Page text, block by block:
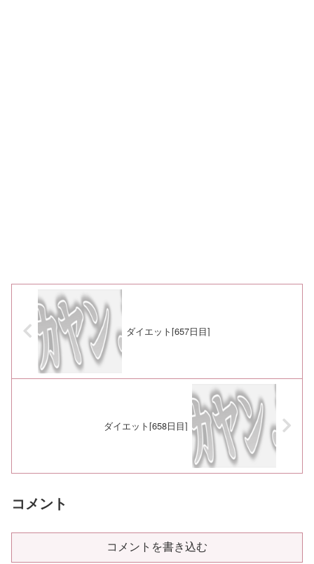
ダイエット[657日目]
ダイエット[658日目]
コメント
コメントを書き込む